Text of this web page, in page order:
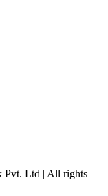
Pvt. Ltd | All rights